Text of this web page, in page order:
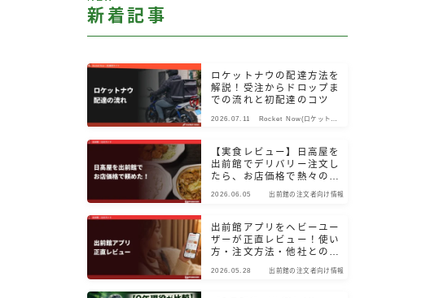
新着記事
ロケットナウの配達方法を
解説！受注からドロップま
での流れと初配達のコツ
2026.07.11
Rocket Now(ロケットナ
【実食レビュー】日高屋を
出前館でデリバリー注文し
たら、お店価格で熱々のま
2026.06.05 出前館の注文者向け情報
出前館アプリをヘビーユー
ザーが正直レビュー！使い
方・注文方法・他社との違
2026.05.28 出前館の注文者向け情報